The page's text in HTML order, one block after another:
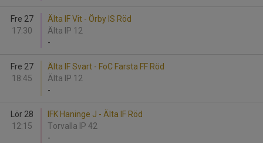
Fre 27
17:30
Älta IF Vit - Örby IS Röd
Älta IP 12
-
Fre 27
18:45
Älta IF Svart - FoC Farsta FF Röd
Älta IP 12
-
Lör 28
12:15
IFK Haninge J - Älta IF Röd
Torvalla IP 42
-